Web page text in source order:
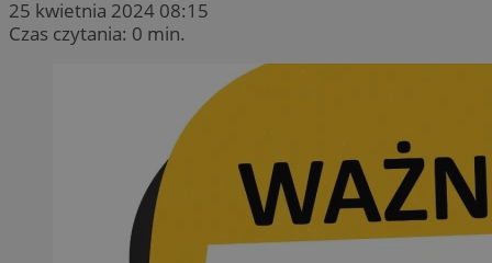
25 kwietnia 2024 08:15
Czas czytania: 0 min.